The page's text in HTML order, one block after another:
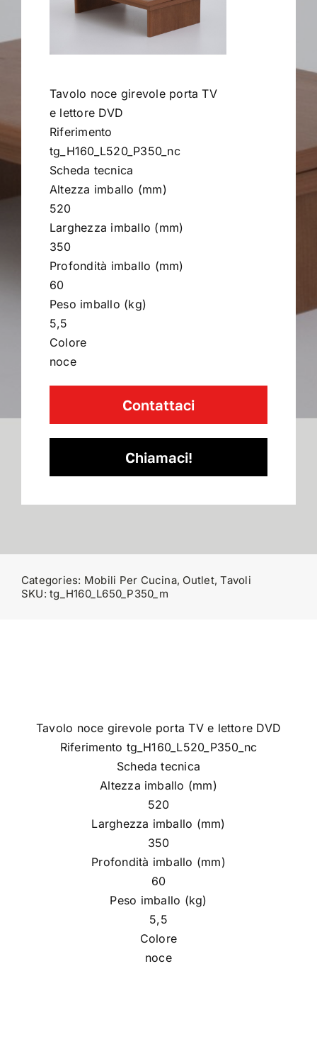
Contract
I Consigli dell’Esperto
Contatti
Tavolo noce girevole porta TV
e lettore DVD
Riferimento
tg_H160_L520_P350_nc
Scheda tecnica
Altezza imballo (mm)
520
Larghezza imballo (mm)
350
Profondità imballo (mm)
60
Peso imballo (kg)
5,5
Colore
noce
Contattaci
Chiamaci!
Categories: Mobili Per Cucina, Outlet,Tavoli
SKU:tg_H160_L650_P350_m
Tavolo noce girevole porta TV e lettore DVD
Riferimento tg_H160_L520_P350_nc
Scheda tecnica
Altezza imballo (mm)
520
Larghezza imballo (mm)
350
Profondità imballo (mm)
60
Peso imballo (kg)
5,5
Colore
noce